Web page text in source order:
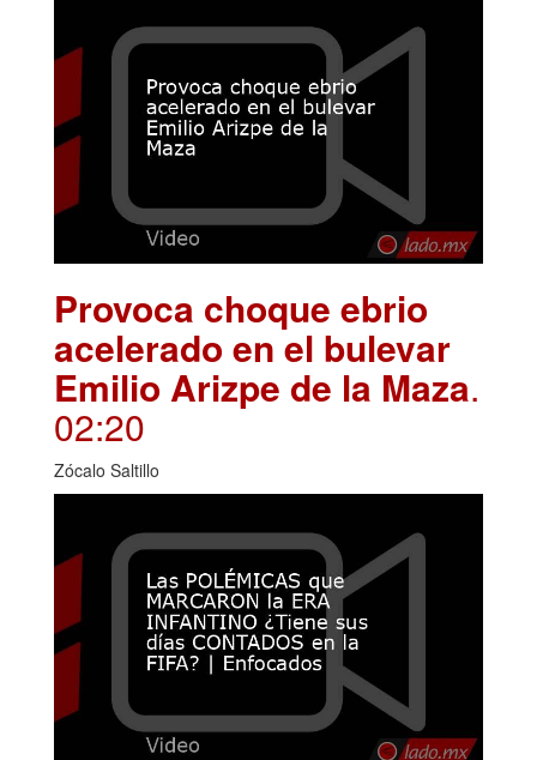
Provoca choque ebrio
acelerado en el bulevar
Emilio Arizpe de la Maza.
02:20
Zócalo Saltillo